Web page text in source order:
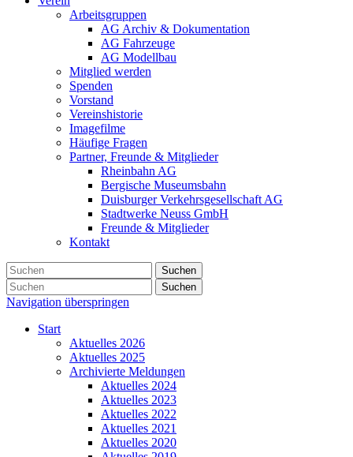
Arbeitsgruppen
AG Archiv & Dokumentation
AG Fahrzeuge
AG Modellbau
Mitglied werden
Spenden
Vorstand
Vereinshistorie
Imagefilme
Häufige Fragen
Partner, Freunde & Mitglieder
Rheinbahn AG
Bergische Museumsbahn
Duisburger Verkehrsgesellschaft AG
Stadtwerke Neuss GmbH
Freunde & Mitglieder
Kontakt
Suchen
Suchen
Navigation überspringen
Start
Aktuelles 2026
Aktuelles 2025
Archivierte Meldungen
Aktuelles 2024
Aktuelles 2023
Aktuelles 2022
Aktuelles 2021
Aktuelles 2020